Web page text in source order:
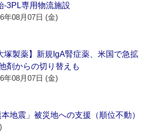
‐3PL専用物流施設
年08月07日 (金)
塚製薬】新規IgA腎症薬、米国で急拡
剤からの切り替えも
年08月07日 (金)
地震」被災地への支援（順位不動）